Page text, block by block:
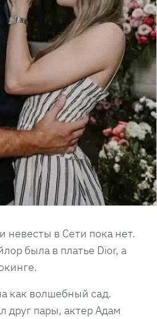
невесты в Сети пока нет.
была в платье Dior, а
как волшебный сад.
друг пары, актер Адам